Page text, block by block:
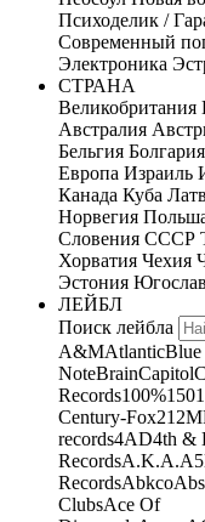
Психоделик /
Современный
Электроника
СТРАНА
Великобритания
Австралия
Бельгия Болгария
Европа Израиль
Канада Куба
Норвегия
Словения СССР
Хорватия Чехия
Эстония
ЛЕЙБЛ
Поиск лейбла
A&MAtlanticBlue
NoteBrainCapitol
Records100%
Century-Fox21
records4AD4th &
RecordsA.K.A.
RecordsAbkco
ClubsAce Of